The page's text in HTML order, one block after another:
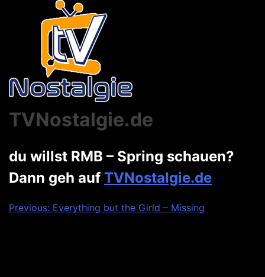
TVNostalgie.de
du willst RMB – Spring schauen?
Dann geh auf TVNostalgie.de
Beitragsnavigation
Previous: Everything but the Girld – Missing